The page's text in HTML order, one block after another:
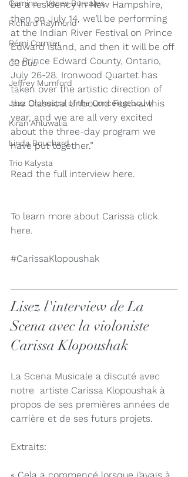
Camino - Voces Boreales
Richard Raymond
Rémi Cormier
CC Duo
Jeffrey Mumford
Jazz Orchestra of the Concertgebouw
Kiran Ahluwalia
Linda Bouchard
Trio Kalysta
be a residency in New Hampshire,
then on July 14, we’ll be performing
at the Indian River Festival on Prince
Edward Island, and then it will be off
to Prince Edward County, Ontario,
July 26-28. Ironwood Quartet has
taken over the artistic direction of
the Classical Unbound Festival this
year, and we are all very excited
about the three-day program we
have put together.”
Read the full interview here.
To learn more about Carissa click
here.
#CarissaKlopoushak
Lisez l'interview de La
Scena avec la violoniste
Carissa Klopoushak
La Scena Musicale a discuté avec
notre  artiste Carissa Klopoushak à
propos de ses premières années de
carrière et de ses futurs projets.
Extraits: